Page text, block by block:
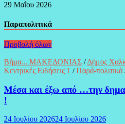
29 Μαΐου 2026
Παραπολιτικά
Προβολή όλων
Βήμα... ΜΑΚΕΔΟΝΙΑΣ /Δήμος
Κεντρικές Ειδήσεις 1 /Παρά-πολιτικά
Μέσα και έξω από …την
!
24 Ιουλίου 202624 Ιουλίου 2026